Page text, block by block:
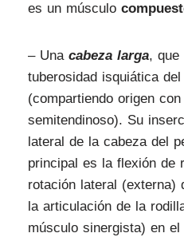
es un músculo
– Una cabeza larga, que
tuberosidad isquiática
(compartiendo origen
semitendinoso). Su
lateral de la cabeza del
principal es la flexión de
rotación lateral (externa)
la articulación de la
músculo sinergista) en